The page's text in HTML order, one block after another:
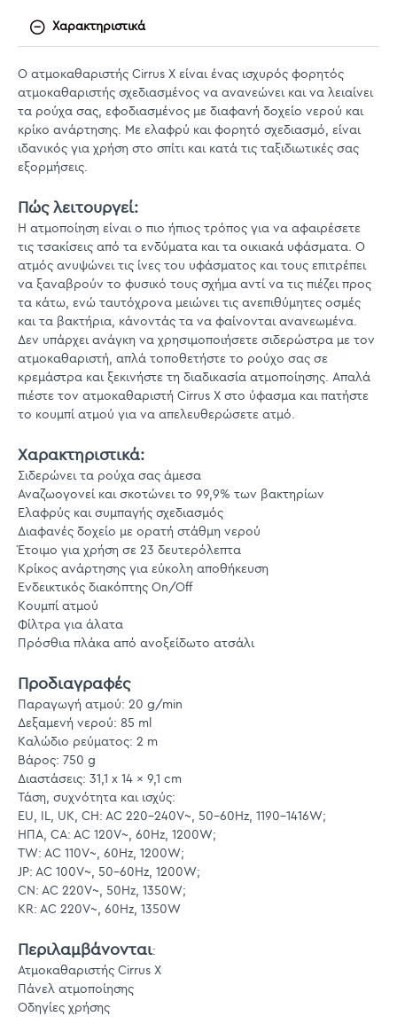
Χαρακτηριστικά
Ο ατμοκαθαριστής Cirrus X είναι ένας ισχυρός φορητός
ατμοκαθαριστής σχεδιασμένος να ανανεώνει και να λειαίνει
τα ρούχα σας, εφοδιασμένος με διαφανή δοχείο νερού και
κρίκο ανάρτησης. Με ελαφρύ και φορητό σχεδιασμό, είναι
ιδανικός για χρήση στο σπίτι και κατά τις ταξιδιωτικές σας
εξορμήσεις.
Πώς λειτουργεί:
Η ατμοποίηση είναι ο πιο ήπιος τρόπος για να αφαιρέσετε
τις τσακίσεις από τα ενδύματα και τα οικιακά υφάσματα. Ο
ατμός ανυψώνει τις ίνες του υφάσματος και τους επιτρέπει
να ξαναβρούν το φυσικό τους σχήμα αντί να τις πιέζει προς
τα κάτω, ενώ ταυτόχρονα μειώνει τις ανεπιθύμητες οσμές
και τα βακτήρια, κάνοντάς τα να φαίνονται ανανεωμένα.
Δεν υπάρχει ανάγκη να χρησιμοποιήσετε σιδερώστρα με τον
ατμοκαθαριστή, απλά τοποθετήστε το ρούχο σας σε
κρεμάστρα και ξεκινήστε τη διαδικασία ατμοποίησης. Απαλά
πιέστε τον ατμοκαθαριστή Cirrus X στο ύφασμα και πατήστε
το κουμπί ατμού για να απελευθερώσετε ατμό.
Χαρακτηριστικά:
Σιδερώνει τα ρούχα σας άμεσα
Αναζωογονεί και σκοτώνει το 99,9% των βακτηρίων
Ελαφρύς και συμπαγής σχεδιασμός
Διαφανές δοχείο με ορατή στάθμη νερού
Έτοιμο για χρήση σε 23 δευτερόλεπτα
Κρίκος ανάρτησης για εύκολη αποθήκευση
Ενδεικτικός διακόπτης On/Off
Κουμπί ατμού
Φίλτρα για άλατα
Πρόσθια πλάκα από ανοξείδωτο ατσάλι
Προδιαγραφές
Παραγωγή ατμού: 20 g/min
Δεξαμενή νερού: 85 ml
Καλώδιο ρεύματος: 2 m
Βάρος: 750 g
Διαστάσεις: 31,1 x 14 x 9,1 cm
Τάση, συχνότητα και ισχύς:
EU, IL, UK, CH: AC 220-240V~, 50-60Hz, 1190-1416W;
ΗΠΑ, CA: AC 120V~, 60Hz, 1200W;
TW: AC 110V~, 60Hz, 1200W;
JP: AC 100V~, 50-60Hz, 1200W;
CN: AC 220V~, 50Hz, 1350W;
KR: AC 220V~, 60Hz, 1350W
Περιλαμβάνονται:
Ατμοκαθαριστής Cirrus X
Πάνελ ατμοποίησης
Οδηγίες χρήσης